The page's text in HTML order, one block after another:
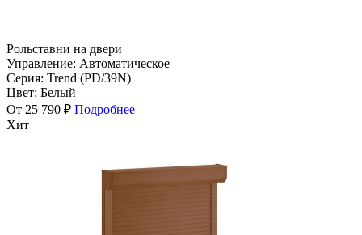
Рольставни на двери
Управление: Автоматическое
Серия: Trend (PD/39N)
Цвет: Белый
От 25 790 ₽ Подробнее
Хит